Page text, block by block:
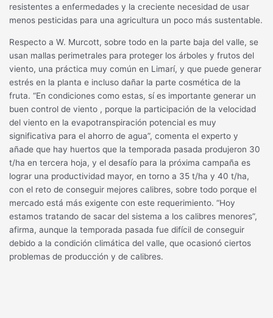
resistentes a enfermedades y la creciente necesidad de usar
menos pesticidas para una agricultura un poco más sustentable.
Respecto a W. Murcott, sobre todo en la parte baja del valle, se
usan mallas perimetrales para proteger los árboles y frutos del
viento, una práctica muy común en Limarí, y que puede generar
estrés en la planta e incluso dañar la parte cosmética de la
fruta. “En condiciones como estas, sí es importante generar un
buen control de viento , porque la participación de la velocidad
del viento en la evapotranspiración potencial es muy
significativa para el ahorro de agua”, comenta el experto y
añade que hay huertos que la temporada pasada produjeron 30
t/ha en tercera hoja, y el desafío para la próxima campaña es
lograr una productividad mayor, en torno a 35 t/ha y 40 t/ha,
con el reto de conseguir mejores calibres, sobre todo porque el
mercado está más exigente con este requerimiento. “Hoy
estamos tratando de sacar del sistema a los calibres menores”,
afirma, aunque la temporada pasada fue difícil de conseguir
debido a la condición climática del valle, que ocasionó ciertos
problemas de producción y de calibres.